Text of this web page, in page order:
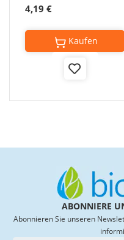
4,19 €
Add
Kaufen
ABONNIERE
Abonnieren Sie unseren